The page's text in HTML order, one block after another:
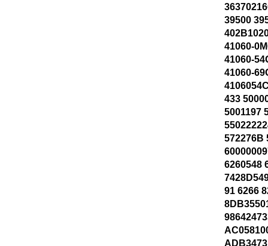
39500
41060-
41060-
41060-
433
5001197
572276B
6260548
91 6266